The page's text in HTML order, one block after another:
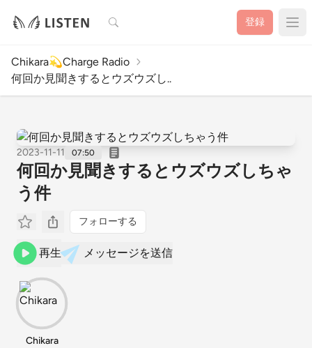
検索 登録
Chikara💫Charge Radio
何回か見聞きするとウズウズし..
2023-11-11 07:50
何回か見聞きするとウズウズしちゃ
う件
フォローする
再生 メッセージを送信
Chikara